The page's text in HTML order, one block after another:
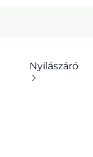
Nyílászáró